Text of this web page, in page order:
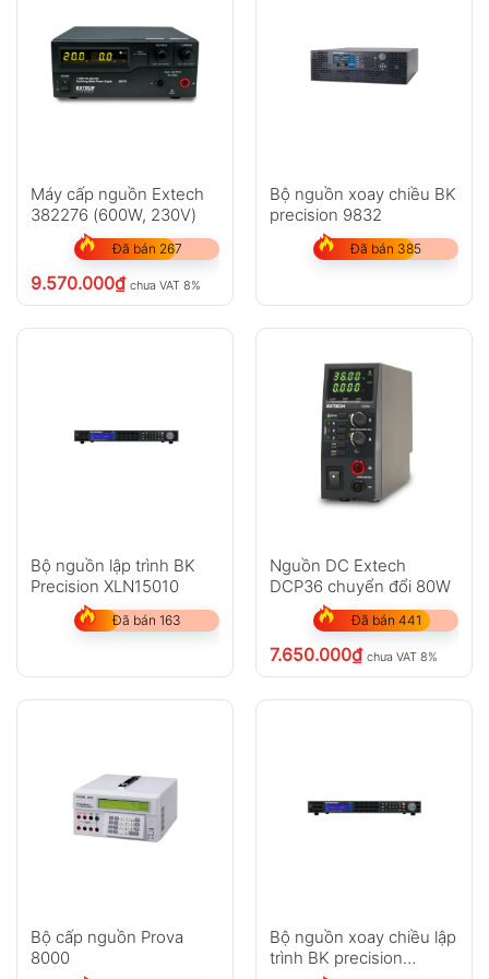
Máy cấp nguồn Extech
382276 (600W, 230V)
Đã bán 267
9.570.000₫ chưa VAT 8%
Bộ nguồn xoay chiều BK
precision 9832
Đã bán 385
Bộ nguồn lập trình BK
Precision XLN15010
Đã bán 163
Nguồn DC Extech
DCP36 chuyển đổi 80W
Đã bán 441
7.650.000₫ chưa VAT 8%
Bộ cấp nguồn Prova
8000
Bộ nguồn xoay chiều lập
trình BK precision